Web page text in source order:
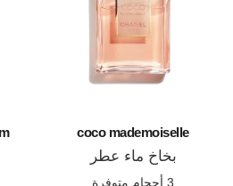
coco mademoiselle
بخاخ ماء عطر
3 أحجام متوفرة